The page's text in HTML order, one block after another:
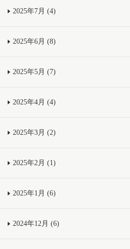
2025年7月 (4)
2025年6月 (8)
2025年5月 (7)
2025年4月 (4)
2025年3月 (2)
2025年2月 (1)
2025年1月 (6)
2024年12月 (6)